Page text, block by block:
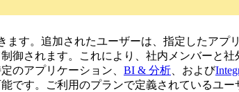
ます。追加されたユーザーは、指定したアプ
御されます。これにより、社内メンバーと
のアプリケーション、 BI & 分析 、および
す。ご利用のプランで定義されているユ